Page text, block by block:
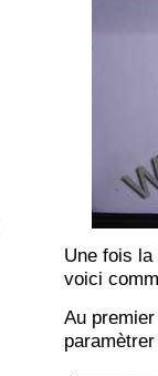
Une fois la
voici
Au